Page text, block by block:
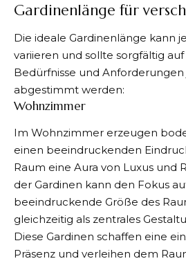
Gardinenlänge für
Die ideale Gardinenlänge kann
variieren und sollte sorgfältig
Bedürfnisse und Anforderungen
abgestimmt werden:
Wohnzimmer
Im Wohnzimmer erzeugen
einen beeindruckenden
Raum eine Aura von Luxus und
der Gardinen kann den Fokus
beeindruckende Größe des
gleichzeitig als zentrales
Diese Gardinen schaffen eine
Präsenz und verleihen dem